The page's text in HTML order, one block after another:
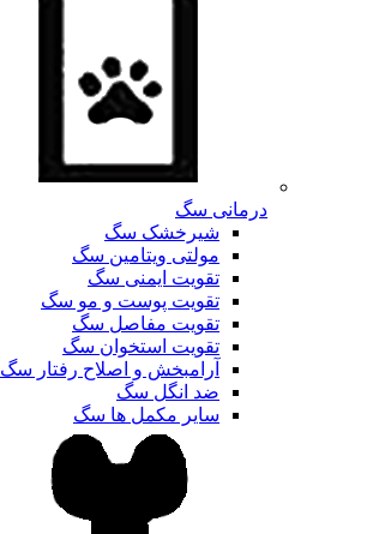
درمانی سگ
شیرخشک سگ
مولتی ویتامین سگ
تقویت ایمنی سگ
تقویت پوست و مو سگ
تقویت مفاصل سگ
تقویت استخوان سگ
آرامبخش و اصلاح رفتار سگ
ضد انگل سگ
سایر مکمل ها سگ